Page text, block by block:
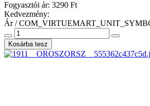
Fogyasztói ár: 3290 Ft
Kedvezmény:
Ár /